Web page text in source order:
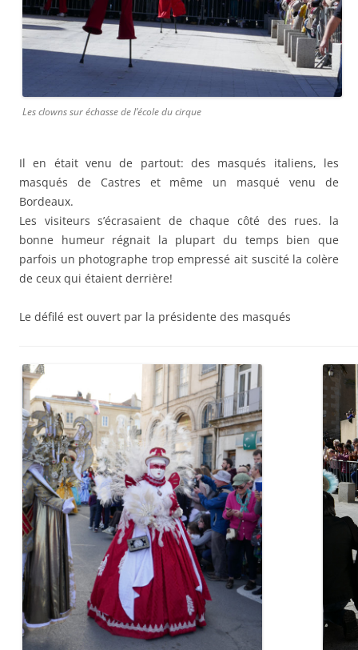
Les clowns sur échasse de l’école du cirque
Il en était venu de partout: des masqués italiens, les
masqués de Castres et même un masqué venu de
Bordeaux.
Les visiteurs s’écrasaient de chaque côté des rues. la
bonne humeur régnait la plupart du temps bien que
parfois un photographe trop empressé ait suscité la colère
de ceux qui étaient derrière!
Le défilé est ouvert par la présidente des masqués